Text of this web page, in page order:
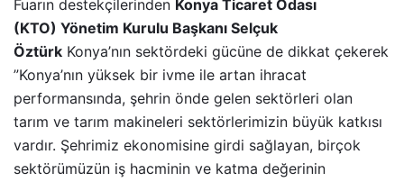
Fuarın destekçilerinden Konya Ticaret Odası
(KTO) Yönetim Kurulu Başkanı Selçuk
Öztürk Konya’nın sektördeki gücüne de dikkat çekerek
”Konya’nın yüksek bir ivme ile artan ihracat
performansında, şehrin önde gelen sektörleri olan
tarım ve tarım makineleri sektörlerimizin büyük katkısı
vardır. Şehrimiz ekonomisine girdi sağlayan, birçok
sektörümüzün iş hacminin ve katma değerinin